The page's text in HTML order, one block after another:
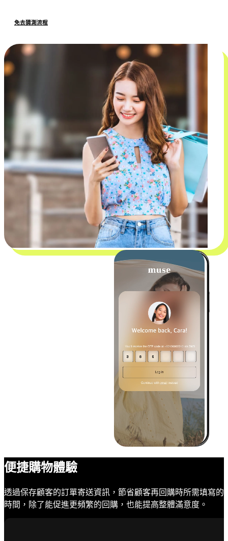
免去猜測流程
便捷購物體驗
透過保存顧客的訂單寄送資訊，節省顧客再回購時所需填寫的
時間，除了能促進更頻繁的回購，也能提高整體滿意度。